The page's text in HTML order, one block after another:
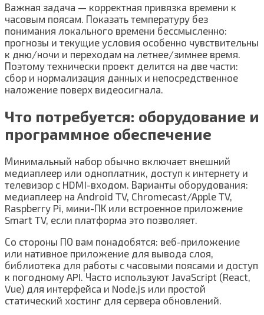
Важная задача — корректная привязка времени к
часовым поясам. Показать температуру без
понимания локального времени бессмысленно:
прогнозы и текущие условия особенно чувствительны
к дню/ночи и переходам на летнее/зимнее время.
Поэтому технически проект делится на две части:
сбор и нормализация данных и непосредственное
наложение поверх видеосигнала.
Что потребуется: оборудование и
программное обеспечение
Минимальный набор обычно включает внешний
медиаплеер или одноплатник, доступ к интернету и
телевизор с HDMI-входом. Варианты оборудования:
медиаплеер на Android TV, Chromecast/Apple TV,
Raspberry Pi, мини-ПК или встроенное приложение
Smart TV, если платформа это позволяет.
Со стороны ПО вам понадобятся: веб-приложение
или нативное приложение для вывода слоя,
библиотека для работы с часовыми поясами и доступ
к погодному API. Часто используют JavaScript (React,
Vue) для интерфейса и Node.js или простой
статический хостинг для сервера обновлений.